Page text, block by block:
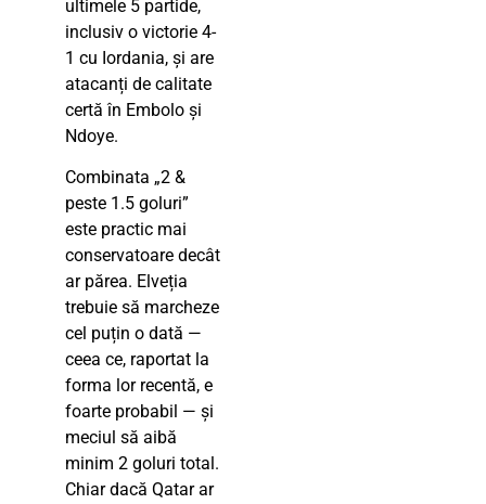
ultimele 5 partide,
inclusiv o victorie 4-
1 cu Iordania, și are
atacanți de calitate
certă în Embolo și
Ndoye.
Combinata „2 &
peste 1.5 goluri”
este practic mai
conservatoare decât
ar părea. Elveția
trebuie să marcheze
cel puțin o dată —
ceea ce, raportat la
forma lor recentă, e
foarte probabil — și
meciul să aibă
minim 2 goluri total.
Chiar dacă Qatar ar